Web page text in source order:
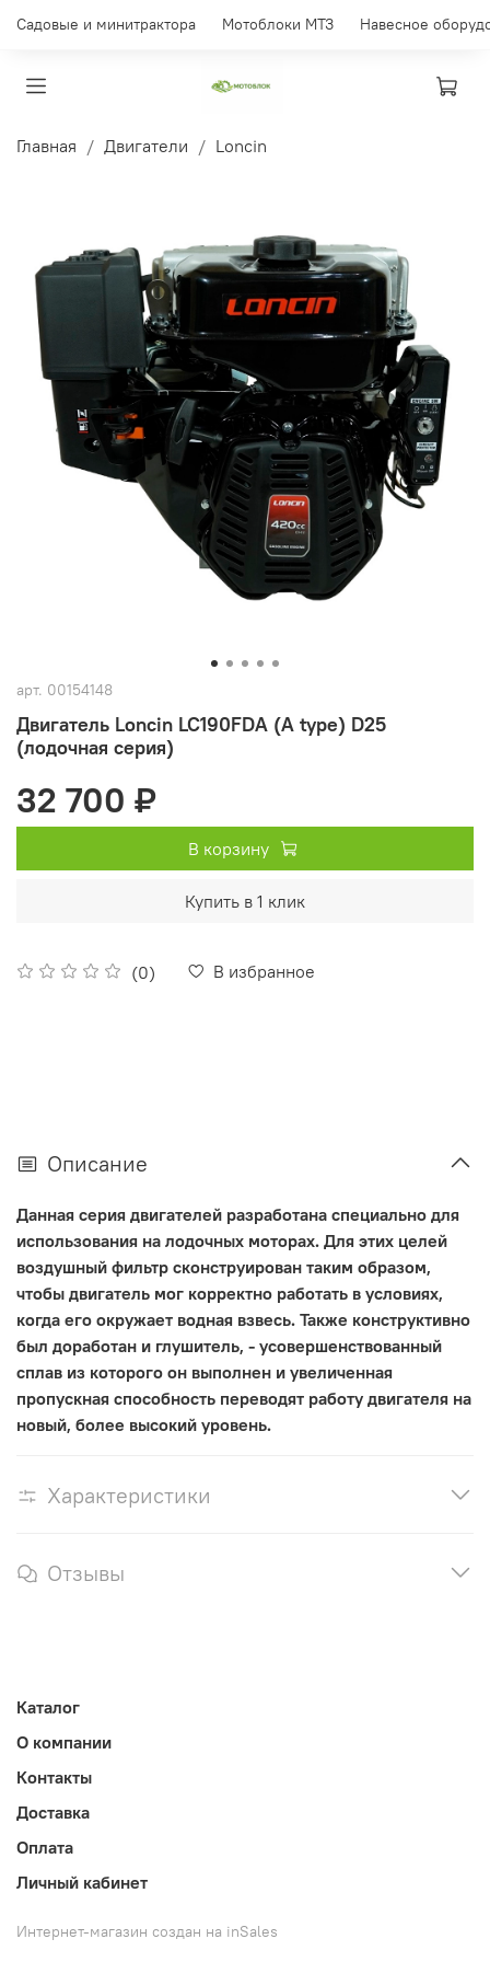
Садовые и минитрактора Мотоблоки МТЗ Навесное
Главная Двигатели Loncin
арт. 00154148
Двигатель Loncin LC190FDA (A type) D25
(лодочная серия)
(0) В избранное
32 700 ₽
В корзину
Купить в 1 клик
Описание
Данная серия двигателей разработана специально для
использования на лодочных моторах. Для этих целей
воздушный фильтр сконструирован таким образом,
чтобы двигатель мог корректно работать в условиях,
когда его окружает водная взвесь. Также конструктивно
был доработан и глушитель, - усовершенствованный
сплав из которого он выполнен и увеличенная
пропускная способность переводят работу двигателя на
новый, более высокий уровень.
Характеристики
Отзывы
Каталог
О компании
Контакты
Доставка
Оплата
Личный кабинет
Интернет-магазин создан на inSales